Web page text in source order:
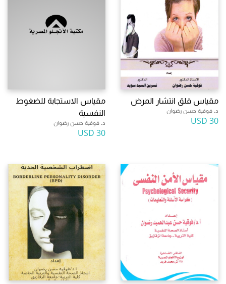
مقياس قلق انتشار المرض
د. فوقية حسن رضوان
30 USD
مقياس الاستجابة للضغوط
النفسية
د. فوقية حسن رضوان
30 USD